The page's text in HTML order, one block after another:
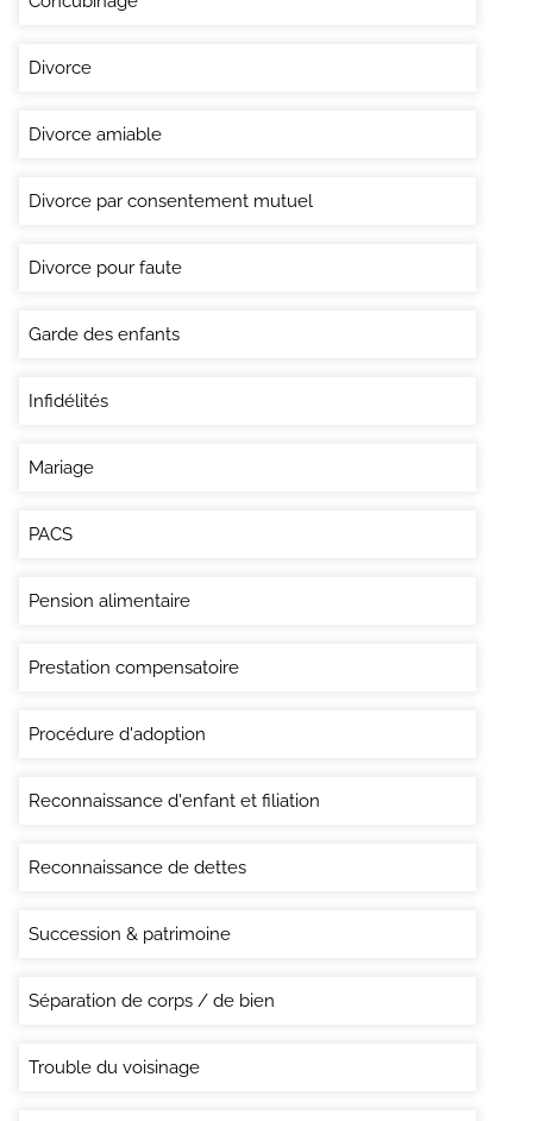
Divorce
Divorce amiable
Divorce par consentement mutuel
Divorce pour faute
Garde des enfants
Infidélités
Mariage
PACS
Pension alimentaire
Prestation compensatoire
Procédure d'adoption
Reconnaissance d'enfant et filiation
Reconnaissance de dettes
Succession & patrimoine
Séparation de corps / de bien
Trouble du voisinage